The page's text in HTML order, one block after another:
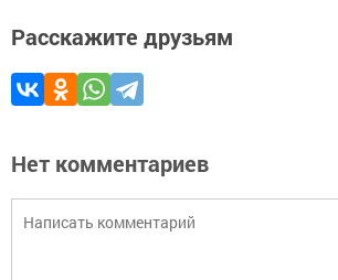
Расскажите друзьям
Нет комментариев